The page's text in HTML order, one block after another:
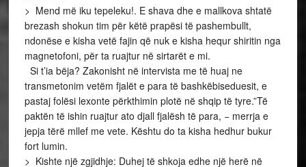
> Mend më iku tepeleku!. E shava dhe e mallkova shtatë
brezash shokun tim për këtë prapësi të pashembullt,
ndonëse e kisha vetë fajin që nuk e kisha hequr shiritin nga
magnetofoni, për ta ruajtur në sirtarët e mi.
Si t’ia bëja? Zakonisht në intervista me të huaj ne
transmetonim vetëm fjalët e para të bashkëbiseduesit, e
pastaj folësi lexonte përkthimin plotë në shqip të tyre.”Të
paktën të ishin ruajtur ato djall fjalësh të para, − merrja e
jepja tërë mllef me vete. Kështu do ta kisha hedhur bukur
fort lumin.
> Kishte një zgjidhje: Duhej të shkoja edhe një herë në